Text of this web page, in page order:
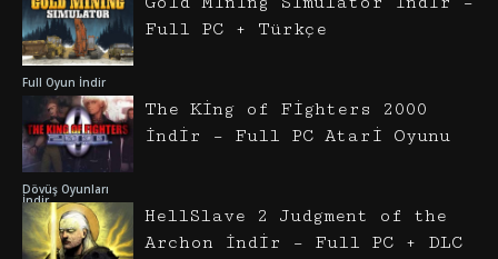
Full Oyun İndir
Full PC + Türkçe
Dövüş Oyunları
İndir
The King of Fighters 2000
İndir – Full PC Atari Oyunu
HellSlave 2 Judgment of the
Archon İndir – Full PC + DLC